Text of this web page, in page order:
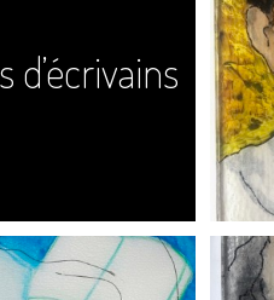
d’écrivains